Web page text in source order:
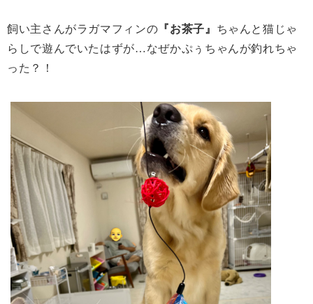
飼い主さんがラガマフィンの 『お茶子』 ちゃんと猫じゃ
らしで遊んでいたはずが…なぜかぷぅちゃんが釣れちゃ
った？！